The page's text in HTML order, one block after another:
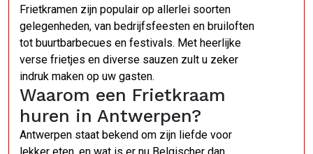
Frietkramen zijn populair op allerlei soorten
gelegenheden, van bedrijfsfeesten en bruiloften
tot buurtbarbecues en festivals. Met heerlijke
verse frietjes en diverse sauzen zult u zeker
indruk maken op uw gasten.
Waarom een Frietkraam
huren in Antwerpen?
Antwerpen staat bekend om zijn liefde voor